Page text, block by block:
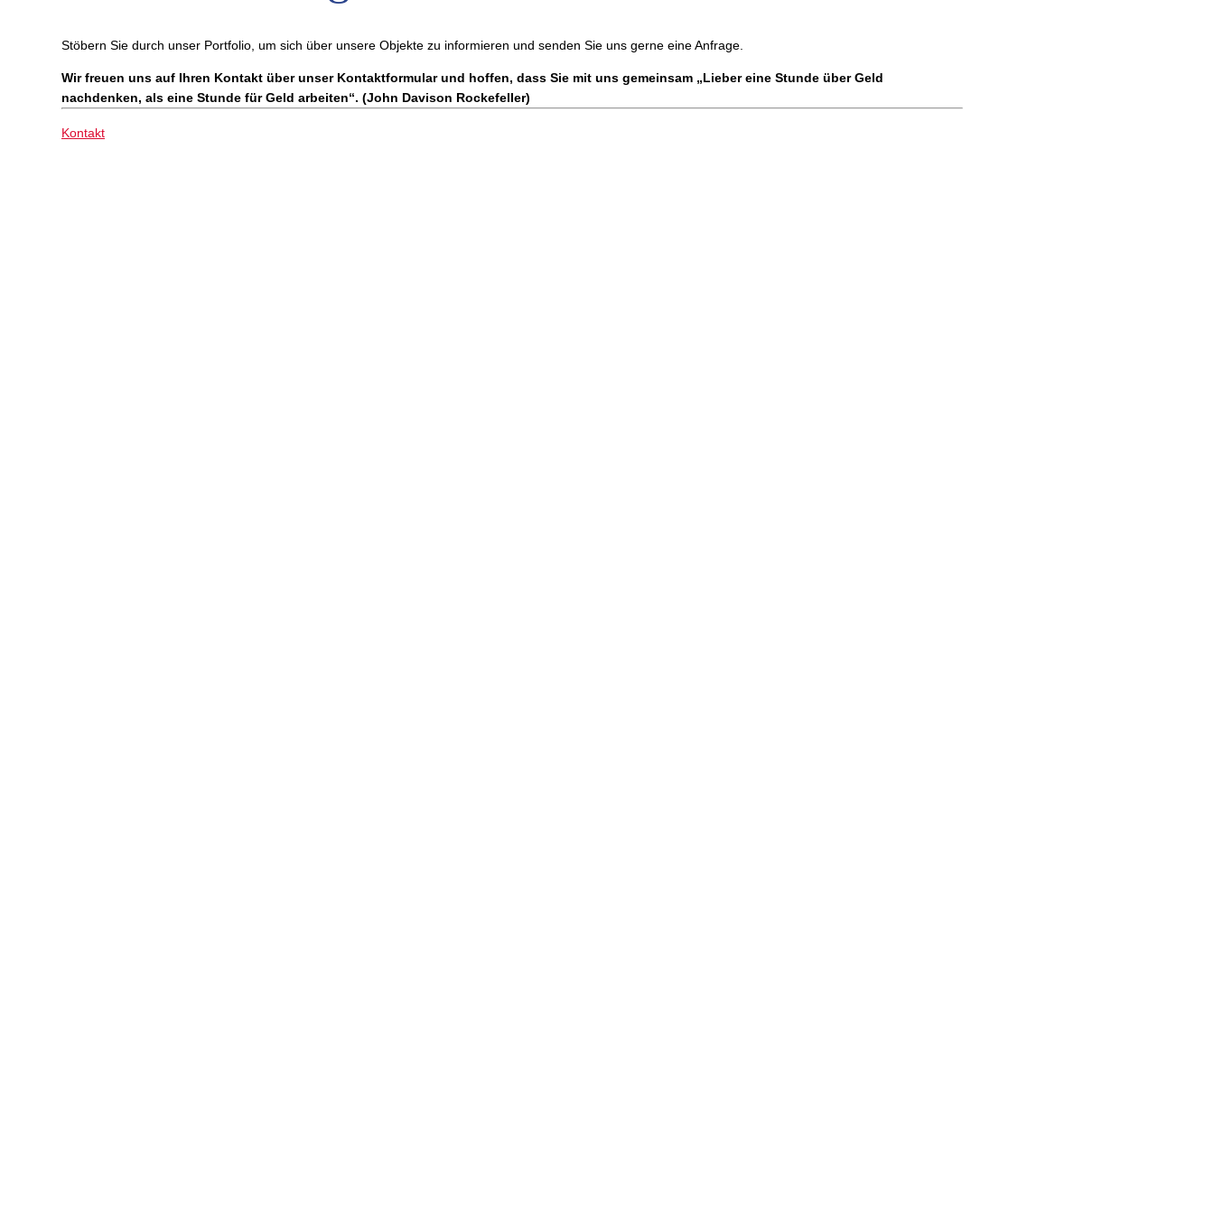
Stöbern Sie durch unser Portfolio, um sich über unsere Objekte zu informieren und senden Sie uns gerne eine Anfrage.
Wir freuen uns auf Ihren Kontakt über unser Kontaktformular und hoffen, dass Sie mit uns gemeinsam „Lieber eine Stunde über Geld
nachdenken, als eine Stunde für Geld arbeiten“. (John Davison Rockefeller)
Kontakt